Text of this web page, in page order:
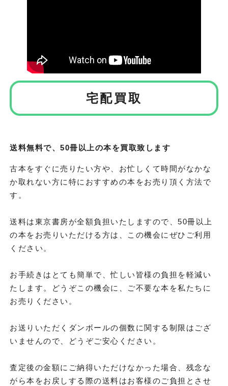
宅配買取
送料無料で、50冊以上の本を買取致します
古本をすぐに売りたい方や、お忙しくて時間がなかな
か取れない方に特におすすめの本をお売り頂く方法で
す。
送料は東京書房が全額負担いたしますので、50冊以上
の本をお売りいただける方は、この機会にぜひご利用
ください。
お手続きはとても簡単で、忙しい皆様の負担を軽減い
たします。どうぞこの機会に、ご不要な本を私たちに
お売りください。
お送りいただくダンボールの個数に関する制限はござ
いませんので、どうぞご安心ください。
査定後の金額にご納得いただけなかった場合、残念な
がら本をお戻しする際の送料はお客様のご負担とさせ